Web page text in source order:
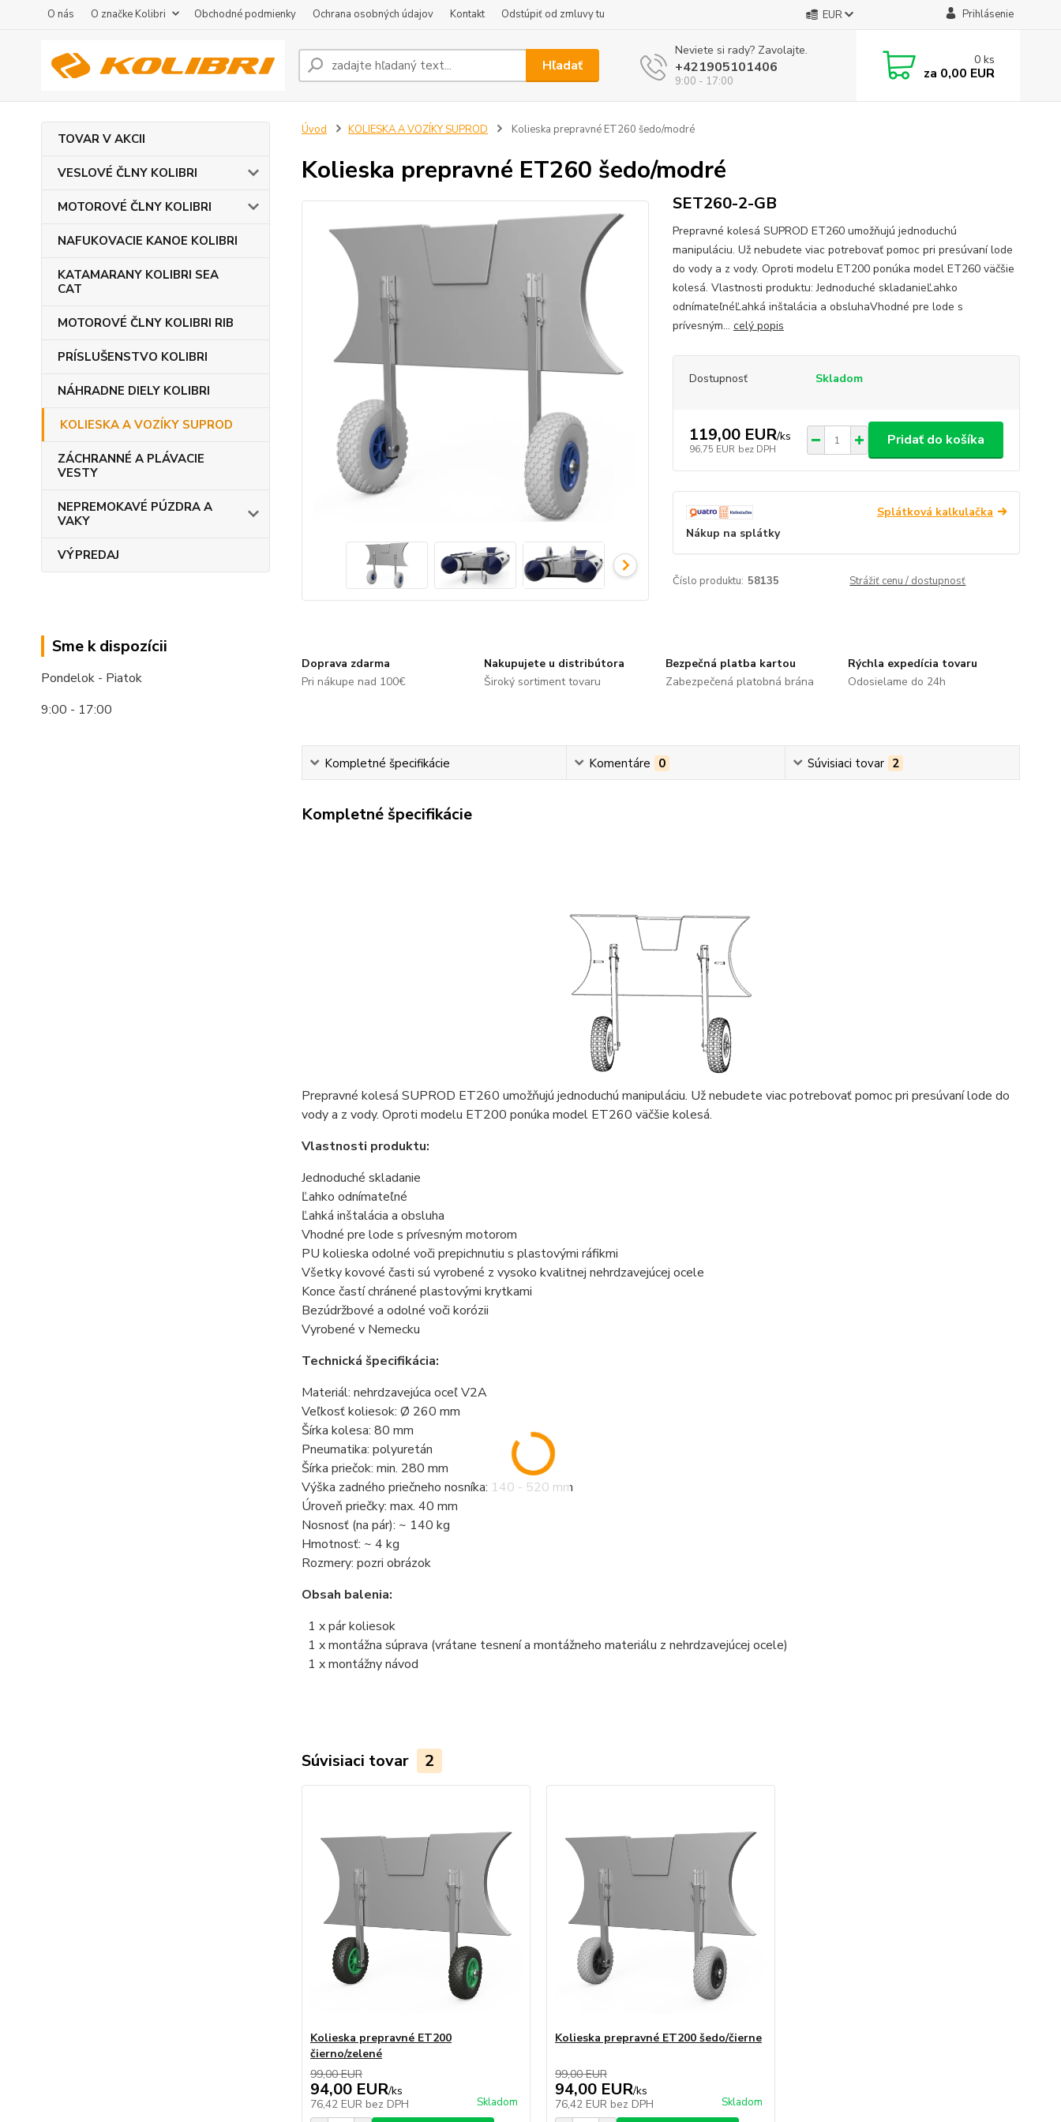
O nás O značke Kolibri Obchodné podmienky Ochrana osobných údajov Kontakt Odstúpiť od zmluvy tu EUR Prihlásenie
Hľadať
Neviete si rady? Zavolajte.
+421905101406
9:00 - 17:00
0 ks
za 0,00 EUR
TOVAR V AKCII
VESLOVÉ ČLNY KOLIBRI
MOTOROVÉ ČLNY KOLIBRI
NAFUKOVACIE KANOE KOLIBRI
KATAMARANY KOLIBRI SEA
CAT
MOTOROVÉ ČLNY KOLIBRI RIB
PRÍSLUŠENSTVO KOLIBRI
NÁHRADNE DIELY KOLIBRI
KOLIESKA A VOZÍKY SUPROD
ZÁCHRANNÉ A PLÁVACIE
VESTY
NEPREMOKAVÉ PÚZDRA A
VAKY
VÝPREDAJ
Sme k dispozícii
Pondelok - Piatok
9:00 - 17:00
Úvod KOLIESKA A VOZÍKY SUPROD Kolieska prepravné ET260 šedo/modré
Kolieska prepravné ET260 šedo/modré
SET260-2-GB
Prepravné kolesá SUPROD ET260 umožňujú jednoduchú
manipuláciu. Už nebudete viac potrebovať pomoc pri presúvaní lode
do vody a z vody. Oproti modelu ET200 ponúka model ET260 väčšie
kolesá. Vlastnosti produktu: Jednoduché skladanieĽahko
odnímateľnéĽahká inštalácia a obsluhaVhodné pre lode s
prívesným... celý popis
Dostupnosť Skladom
119,00 EUR/ks
96,75 EUR bez DPH
Pridať do košíka
Splátková kalkulačka
Nákup na splátky
Číslo produktu: 58135 Strážiť cenu / dostupnosť
Doprava zdarma
Pri nákupe nad 100€
Nakupujete u distribútora
Široký sortiment tovaru
Bezpečná platba kartou
Zabezpečená platobná brána
Rýchla expedícia tovaru
Odosielame do 24h
Kompletné špecifikácie Komentáre 0 Súvisiaci tovar 2
Kompletné špecifikácie
Prepravné kolesá SUPROD ET260 umožňujú jednoduchú manipuláciu. Už nebudete viac potrebovať pomoc pri presúvaní lode do
vody a z vody. Oproti modelu ET200 ponúka model ET260 väčšie kolesá.
Vlastnosti produktu:
Jednoduché skladanie
Ľahko odnímateľné
Ľahká inštalácia a obsluha
Vhodné pre lode s prívesným motorom
PU kolieska odolné voči prepichnutiu s plastovými ráfikmi
Všetky kovové časti sú vyrobené z vysoko kvalitnej nehrdzavejúcej ocele
Konce častí chránené plastovými krytkami
Bezúdržbové a odolné voči korózii
Vyrobené v Nemecku
Technická špecifikácia:
Materiál: nehrdzavejúca oceľ V2A
Veľkosť koliesok: Ø 260 mm
Šírka kolesa: 80 mm
Pneumatika: polyuretán
Šírka priečok: min. 280 mm
Výška zadného priečneho nosníka: 140 - 520 mm
Úroveň priečky: max. 40 mm
Nosnosť (na pár): ~ 140 kg
Hmotnosť: ~ 4 kg
Rozmery: pozri obrázok
Obsah balenia:
1 x pár koliesok
1 x montážna súprava (vrátane tesnení a montážneho materiálu z nehrdzavejúcej ocele)
1 x montážny návod
Súvisiaci tovar 2
Kolieska prepravné ET200
čierno/zelené
99,00 EUR
94,00 EUR/ks
76,42 EUR bez DPH Skladom
Kolieska prepravné ET200 šedo/čierne
99,00 EUR
94,00 EUR/ks
76,42 EUR bez DPH Skladom